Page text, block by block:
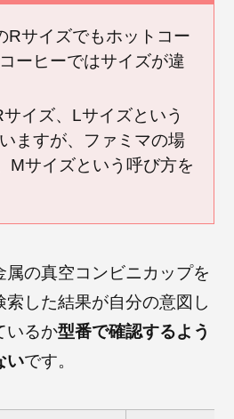
Rサイズでもホットコー
ーヒーではサイズが違
イズ、Lサイズという
ますが、ファミマの場
Mサイズという呼び方を
属の真空コンビニカップを
した結果が自分の意図し
いるか型番で確認するよう
いです。